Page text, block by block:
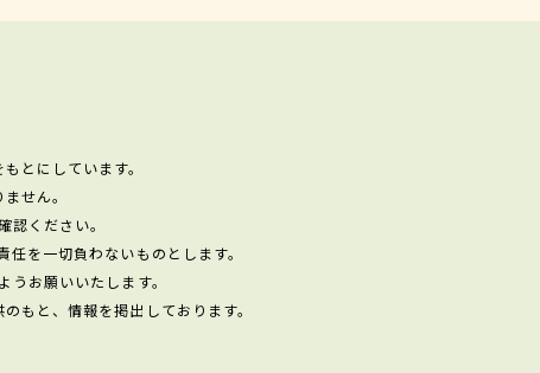
とにしています。
せん。
ください。
を一切負わないものとします。
お願いいたします。
もと、情報を掲出しております。